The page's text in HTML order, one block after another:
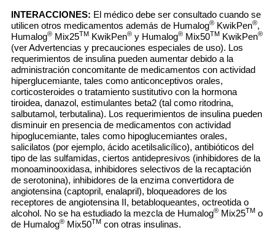
INTERACCIONES: El médico debe ser consultado cuando se
utilicen otros medicamentos además de Humalog® KwikPen®,
Humalog® Mix25TM KwikPen® y Humalog® Mix50TM KwikPen®
(ver Advertencias y precauciones especiales de uso). Los
requerimientos de insulina pueden aumentar debido a la
administración concomitante de medicamentos con actividad
hiperglucemiante, tales como anticonceptivos orales,
corticosteroides o tratamiento sustitutivo con la hormona
tiroidea, danazol, estimulantes beta2 (tal como ritodrina,
salbutamol, terbutalina). Los requerimientos de insulina pueden
disminuir en presencia de medicamentos con actividad
hipoglucemiante, tales como hipoglucemiantes orales,
salicilatos (por ejemplo, ácido acetilsalicílico), antibióticos del
tipo de las sulfamidas, ciertos antidepresivos (inhibidores de la
monoaminooxidasa, inhibidores selectivos de la recaptación
de serotonina), inhibidores de la enzima convertidora de
angiotensina (captopril, enalapril), bloqueadores de los
receptores de angiotensina II, betabloqueantes, octreotida o
alcohol. No se ha estudiado la mezcla de Humalog® Mix25TM o
de Humalog® Mix50TM con otras insulinas.